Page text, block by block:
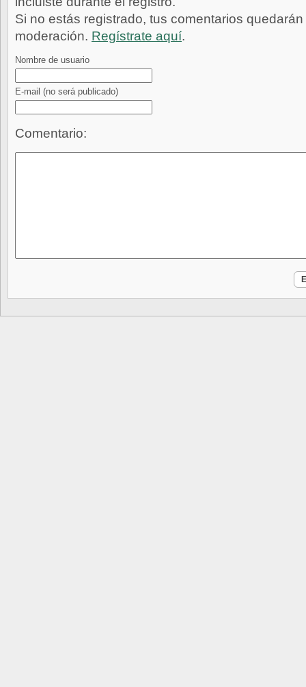
Si no estás registrado, tus comentarios
moderación. Regístrate aquí.
Nombre de usuario
E-mail (no será publicado)
Comentario: